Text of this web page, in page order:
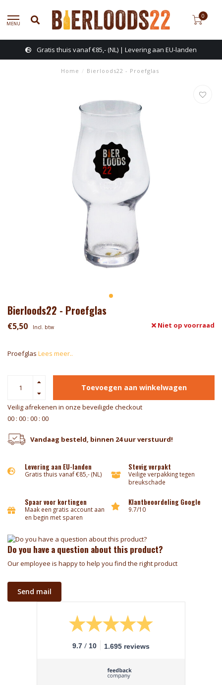
MENU
0
Gratis thuis vanaf €85,- (NL) | Levering aan EU-landen
Home / Bierloods22 - Proefglas
Bierloods22 - Proefglas
€5,50 Incl. btw Niet op voorraad
Proefglas Lees meer..
Toevoegen aan winkelwagen
Veilig afrekenen in onze beveiligde checkout
00 : 00 : 00 : 00
Vandaag besteld, binnen 24 uur verstuurd!
Levering aan EU-landen
Gratis thuis vanaf €85,- (NL)
Stevig verpakt
Veilige verpakking tegen
breukschade
Spaar voor kortingen
Maak een gratis account aan
en begin met sparen
Klantbeoordeling Google
9.7/10
Do you have a question about this product?
Our employee is happy to help you find the right product
Send mail
9.7 / 10 1.695 reviews